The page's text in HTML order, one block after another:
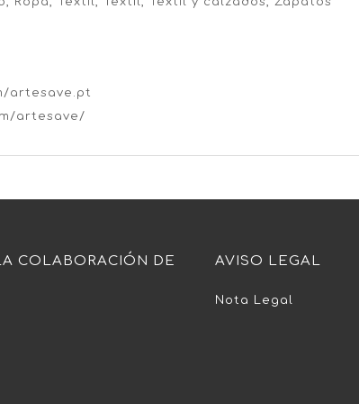
artesave.pt
artesave/
COLABORACIÓN DE AVISO LEGAL
Nota Legal